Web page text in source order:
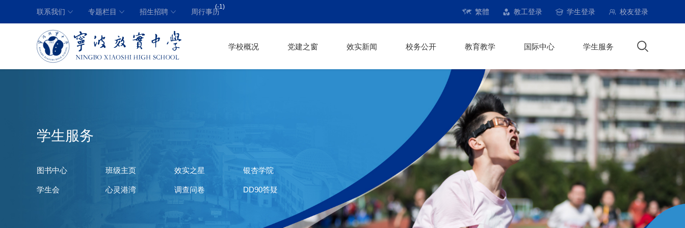
联系我们 专题栏目 招生招聘 周行事历
(-1)
繁體 教工登录 学生登录 校友登录
学校概况 党建之窗 效实新闻 校务公开 教育教学 国际中心 学生服务
学生服务
图书中心 班级主页 效实之星 银杏学院
学生会 心灵港湾 调查问卷 DD90答疑